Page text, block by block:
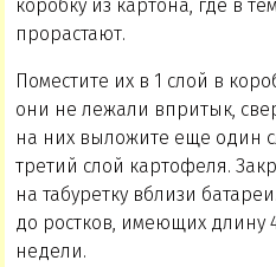
коробку из картона, где в
прорастают.
Поместите их в 1 слой в
они не лежали впритык,
на них выложите еще один
третий слой картофеля.
на табуретку вблизи
до ростков, имеющих длину
недели.